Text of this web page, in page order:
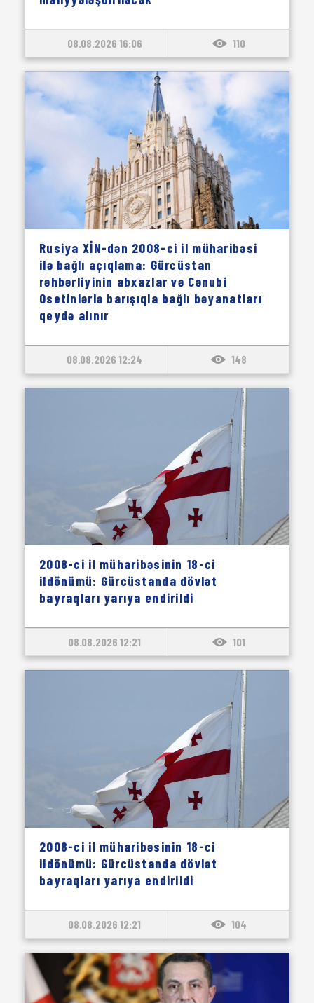
08.08.2026 16:06 110
Rusiya XİN-dən 2008-ci il müharibəsi
ilə bağlı açıqlama: Gürcüstan
rəhbərliyinin abxazlar və Cənubi
Osetinlərlə barışıqla bağlı bəyanatları
qeydə alınır
08.08.2026 12:24 148
2008-ci il müharibəsinin 18-ci
ildönümü: Gürcüstanda dövlət
bayraqları yarıya endirildi
08.08.2026 12:21 101
2008-ci il müharibəsinin 18-ci
ildönümü: Gürcüstanda dövlət
bayraqları yarıya endirildi
08.08.2026 12:21 104